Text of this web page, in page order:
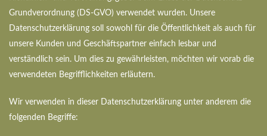
Grundverordnung (DS-GVO) verwendet wurden. Unsere
Datenschutzerklärung soll sowohl für die Öffentlichkeit als auch für
unsere Kunden und Geschäftspartner einfach lesbar und
verständlich sein. Um dies zu gewährleisten, möchten wir vorab die
verwendeten Begrifflichkeiten erläutern.
Wir verwenden in dieser Datenschutzerklärung unter anderem die
folgenden Begriffe: